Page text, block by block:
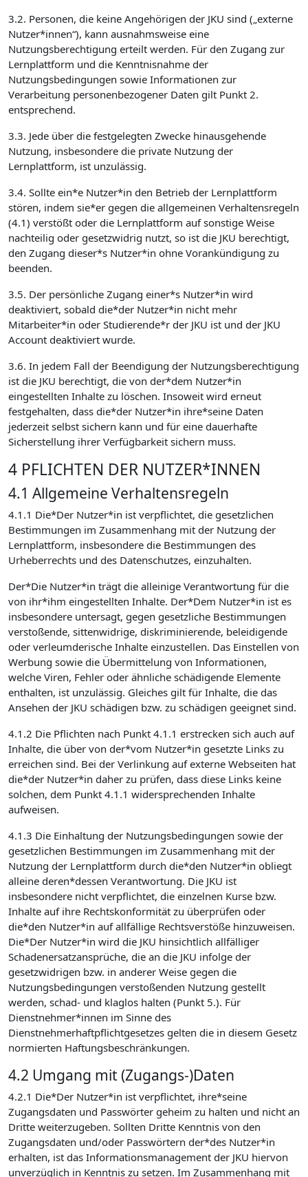
3.2. Personen, die keine Angehörigen der JKU sind („externe
Nutzer*innen“), kann ausnahmsweise eine
Nutzungsberechtigung erteilt werden. Für den Zugang zur
Lernplattform und die Kenntnisnahme der
Nutzungsbedingungen sowie Informationen zur
Verarbeitung personenbezogener Daten gilt Punkt 2.
entsprechend.
3.3. Jede über die festgelegten Zwecke hinausgehende
Nutzung, insbesondere die private Nutzung der
Lernplattform, ist unzulässig.
3.4. Sollte ein*e Nutzer*in den Betrieb der Lernplattform
stören, indem sie*er gegen die allgemeinen Verhaltensregeln
(4.1) verstößt oder die Lernplattform auf sonstige Weise
nachteilig oder gesetzwidrig nutzt, so ist die JKU berechtigt,
den Zugang dieser*s Nutzer*in ohne Vorankündigung zu
beenden.
3.5. Der persönliche Zugang einer*s Nutzer*in wird
deaktiviert, sobald die*der Nutzer*in nicht mehr
Mitarbeiter*in oder Studierende*r der JKU ist und der JKU
Account deaktiviert wurde.
3.6. In jedem Fall der Beendigung der Nutzungsberechtigung
ist die JKU berechtigt, die von der*dem Nutzer*in
eingestellten Inhalte zu löschen. Insoweit wird erneut
festgehalten, dass die*der Nutzer*in ihre*seine Daten
jederzeit selbst sichern kann und für eine dauerhafte
Sicherstellung ihrer Verfügbarkeit sichern muss.
4 PFLICHTEN DER NUTZER*INNEN
4.1 Allgemeine Verhaltensregeln
4.1.1 Die*Der Nutzer*in ist verpflichtet, die gesetzlichen
Bestimmungen im Zusammenhang mit der Nutzung der
Lernplattform, insbesondere die Bestimmungen des
Urheberrechts und des Datenschutzes, einzuhalten.
Der*Die Nutzer*in trägt die alleinige Verantwortung für die
von ihr*ihm eingestellten Inhalte. Der*Dem Nutzer*in ist es
insbesondere untersagt, gegen gesetzliche Bestimmungen
verstoßende, sittenwidrige, diskriminierende, beleidigende
oder verleumderische Inhalte einzustellen. Das Einstellen von
Werbung sowie die Übermittelung von Informationen,
welche Viren, Fehler oder ähnliche schädigende Elemente
enthalten, ist unzulässig. Gleiches gilt für Inhalte, die das
Ansehen der JKU schädigen bzw. zu schädigen geeignet sind.
4.1.2 Die Pflichten nach Punkt 4.1.1 erstrecken sich auch auf
Inhalte, die über von der*vom Nutzer*in gesetzte Links zu
erreichen sind. Bei der Verlinkung auf externe Webseiten hat
die*der Nutzer*in daher zu prüfen, dass diese Links keine
solchen, dem Punkt 4.1.1 widersprechenden Inhalte
aufweisen.
4.1.3 Die Einhaltung der Nutzungsbedingungen sowie der
gesetzlichen Bestimmungen im Zusammenhang mit der
Nutzung der Lernplattform durch die*den Nutzer*in obliegt
alleine deren*dessen Verantwortung. Die JKU ist
insbesondere nicht verpflichtet, die einzelnen Kurse bzw.
Inhalte auf ihre Rechtskonformität zu überprüfen oder
die*den Nutzer*in auf allfällige Rechtsverstöße hinzuweisen.
Die*Der Nutzer*in wird die JKU hinsichtlich allfälliger
Schadenersatzansprüche, die an die JKU infolge der
gesetzwidrigen bzw. in anderer Weise gegen die
Nutzungsbedingungen verstoßenden Nutzung gestellt
werden, schad- und klaglos halten (Punkt 5.). Für
Dienstnehmer*innen im Sinne des
Dienstnehmerhaftpflichtgesetzes gelten die in diesem Gesetz
normierten Haftungsbeschränkungen.
4.2 Umgang mit (Zugangs-)Daten
4.2.1 Die*Der Nutzer*in ist verpflichtet, ihre*seine
Zugangsdaten und Passwörter geheim zu halten und nicht an
Dritte weiterzugeben. Sollten Dritte Kenntnis von den
Zugangsdaten und/oder Passwörtern der*des Nutzer*in
erhalten, ist das Informationsmanagement der JKU hiervon
unverzüglich in Kenntnis zu setzen. Im Zusammenhang mit